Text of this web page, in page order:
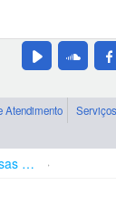
Atendimento Serviços
Bolsas e Auxílios Vigentes